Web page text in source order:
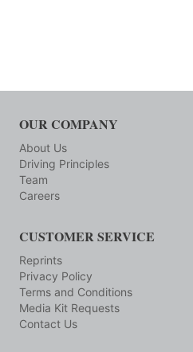
OUR COMPANY
About Us
Driving Principles
Team
Careers
CUSTOMER SERVICE
Reprints
Privacy Policy
Terms and Conditions
Media Kit Requests
Contact Us